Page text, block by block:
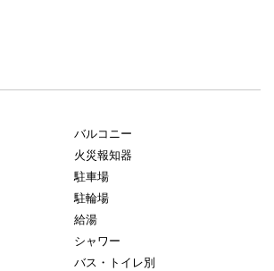
バルコニー
火災報知器
駐車場
駐輪場
給湯
シャワー
バス・トイレ別